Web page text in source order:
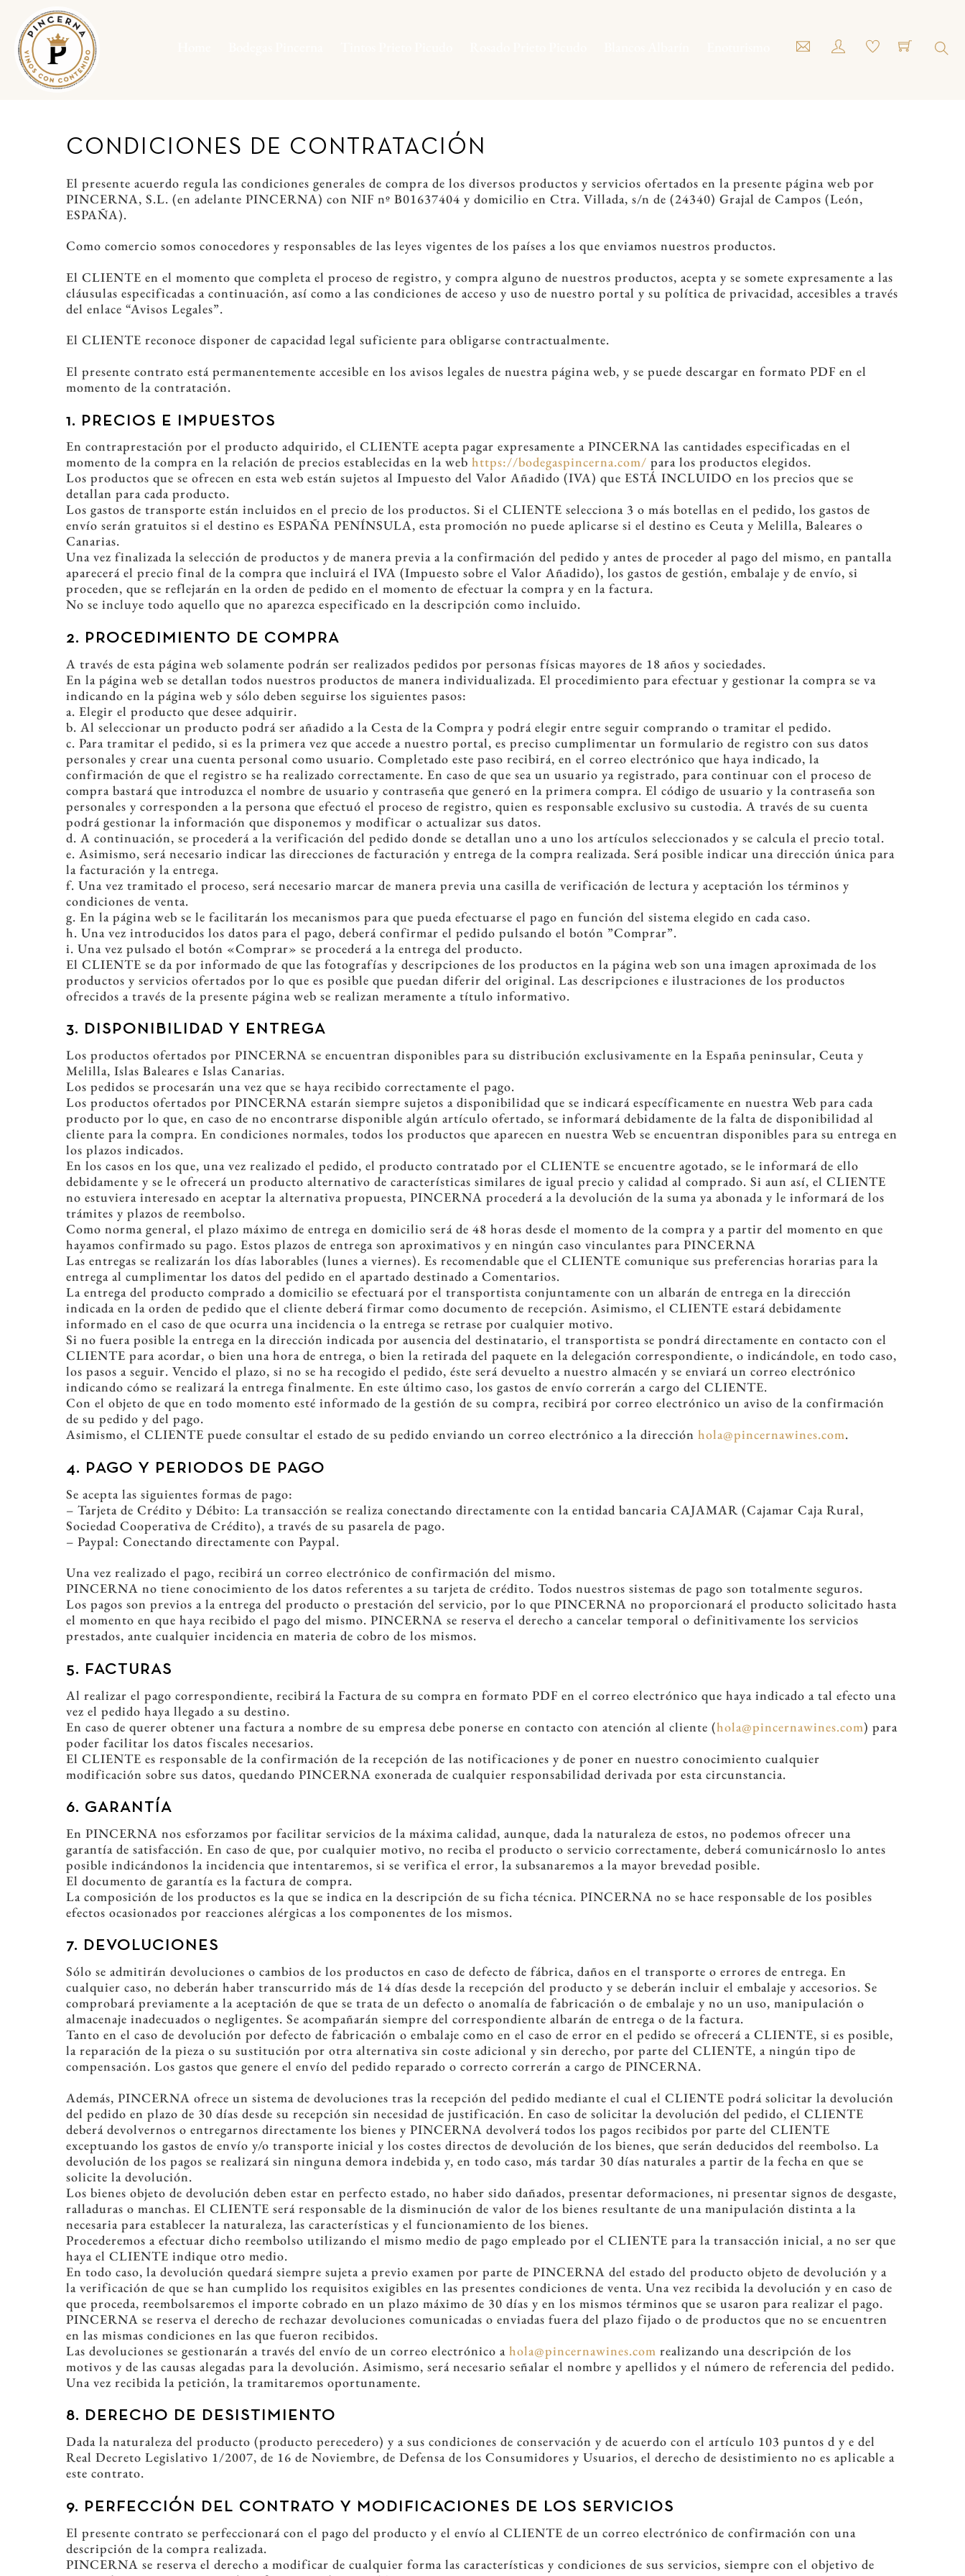
content
CONDICIONES DE CONTRATACIÓN
El presente acuerdo regula las condiciones generales de compra de los diversos productos y servicios ofertados en la presente página web por
PINCERNA, S.L. (en adelante PINCERNA) con NIF nº B01637404 y domicilio en Ctra. Villada, s/n de (24340) Grajal de Campos (León,
ESPAÑA).
Como comercio somos conocedores y responsables de las leyes vigentes de los países a los que enviamos nuestros productos.
El CLIENTE en el momento que completa el proceso de registro, y compra alguno de nuestros productos, acepta y se somete expresamente a las
cláusulas especificadas a continuación, así como a las condiciones de acceso y uso de nuestro portal y su política de privacidad, accesibles a través
del enlace “Avisos Legales”.
El CLIENTE reconoce disponer de capacidad legal suficiente para obligarse contractualmente.
El presente contrato está permanentemente accesible en los avisos legales de nuestra página web, y se puede descargar en formato PDF en el
momento de la contratación.
1. PRECIOS E IMPUESTOS
En contraprestación por el producto adquirido, el CLIENTE acepta pagar expresamente a PINCERNA las cantidades especificadas en el
momento de la compra en la relación de precios establecidas en la web https://bodegaspincerna.com/ para los productos elegidos.
Los productos que se ofrecen en esta web están sujetos al Impuesto del Valor Añadido (IVA) que ESTÁ INCLUIDO en los precios que se
detallan para cada producto.
Los gastos de transporte están incluidos en el precio de los productos. Si el CLIENTE selecciona 3 o más botellas en el pedido, los gastos de
envío serán gratuitos si el destino es ESPAÑA PENÍNSULA, esta promoción no puede aplicarse si el destino es Ceuta y Melilla, Baleares o
Canarias.
Una vez finalizada la selección de productos y de manera previa a la confirmación del pedido y antes de proceder al pago del mismo, en pantalla
aparecerá el precio final de la compra que incluirá el IVA (Impuesto sobre el Valor Añadido), los gastos de gestión, embalaje y de envío, si
proceden, que se reflejarán en la orden de pedido en el momento de efectuar la compra y en la factura.
No se incluye todo aquello que no aparezca especificado en la descripción como incluido.
2. PROCEDIMIENTO DE COMPRA
A través de esta página web solamente podrán ser realizados pedidos por personas físicas mayores de 18 años y sociedades.
En la página web se detallan todos nuestros productos de manera individualizada. El procedimiento para efectuar y gestionar la compra se va
indicando en la página web y sólo deben seguirse los siguientes pasos:
a. Elegir el producto que desee adquirir.
b. Al seleccionar un producto podrá ser añadido a la Cesta de la Compra y podrá elegir entre seguir comprando o tramitar el pedido.
c. Para tramitar el pedido, si es la primera vez que accede a nuestro portal, es preciso cumplimentar un formulario de registro con sus datos
personales y crear una cuenta personal como usuario. Completado este paso recibirá, en el correo electrónico que haya indicado, la
confirmación de que el registro se ha realizado correctamente. En caso de que sea un usuario ya registrado, para continuar con el proceso de
compra bastará que introduzca el nombre de usuario y contraseña que generó en la primera compra. El código de usuario y la contraseña son
personales y corresponden a la persona que efectuó el proceso de registro, quien es responsable exclusivo su custodia. A través de su cuenta
podrá gestionar la información que disponemos y modificar o actualizar sus datos.
d. A continuación, se procederá a la verificación del pedido donde se detallan uno a uno los artículos seleccionados y se calcula el precio total.
e. Asimismo, será necesario indicar las direcciones de facturación y entrega de la compra realizada. Será posible indicar una dirección única para
la facturación y la entrega.
f. Una vez tramitado el proceso, será necesario marcar de manera previa una casilla de verificación de lectura y aceptación los términos y
condiciones de venta.
g. En la página web se le facilitarán los mecanismos para que pueda efectuarse el pago en función del sistema elegido en cada caso.
h. Una vez introducidos los datos para el pago, deberá confirmar el pedido pulsando el botón ”Comprar”.
i. Una vez pulsado el botón «Comprar» se procederá a la entrega del producto.
El CLIENTE se da por informado de que las fotografías y descripciones de los productos en la página web son una imagen aproximada de los
productos y servicios ofertados por lo que es posible que puedan diferir del original. Las descripciones e ilustraciones de los productos
ofrecidos a través de la presente página web se realizan meramente a título informativo.
3. DISPONIBILIDAD Y ENTREGA
Los productos ofertados por PINCERNA se encuentran disponibles para su distribución exclusivamente en la España peninsular, Ceuta y
Melilla, Islas Baleares e Islas Canarias.
Los pedidos se procesarán una vez que se haya recibido correctamente el pago.
Los productos ofertados por PINCERNA estarán siempre sujetos a disponibilidad que se indicará específicamente en nuestra Web para cada
producto por lo que, en caso de no encontrarse disponible algún artículo ofertado, se informará debidamente de la falta de disponibilidad al
cliente para la compra. En condiciones normales, todos los productos que aparecen en nuestra Web se encuentran disponibles para su entrega en
los plazos indicados.
En los casos en los que, una vez realizado el pedido, el producto contratado por el CLIENTE se encuentre agotado, se le informará de ello
debidamente y se le ofrecerá un producto alternativo de características similares de igual precio y calidad al comprado. Si aun así, el CLIENTE
no estuviera interesado en aceptar la alternativa propuesta, PINCERNA procederá a la devolución de la suma ya abonada y le informará de los
trámites y plazos de reembolso.
Como norma general, el plazo máximo de entrega en domicilio será de 48 horas desde el momento de la compra y a partir del momento en que
hayamos confirmado su pago. Estos plazos de entrega son aproximativos y en ningún caso vinculantes para PINCERNA
Las entregas se realizarán los días laborables (lunes a viernes). Es recomendable que el CLIENTE comunique sus preferencias horarias para la
entrega al cumplimentar los datos del pedido en el apartado destinado a Comentarios.
La entrega del producto comprado a domicilio se efectuará por el transportista conjuntamente con un albarán de entrega en la dirección
indicada en la orden de pedido que el cliente deberá firmar como documento de recepción. Asimismo, el CLIENTE estará debidamente
informado en el caso de que ocurra una incidencia o la entrega se retrase por cualquier motivo.
Si no fuera posible la entrega en la dirección indicada por ausencia del destinatario, el transportista se pondrá directamente en contacto con el
CLIENTE para acordar, o bien una hora de entrega, o bien la retirada del paquete en la delegación correspondiente, o indicándole, en todo caso,
los pasos a seguir. Vencido el plazo, si no se ha recogido el pedido, éste será devuelto a nuestro almacén y se enviará un correo electrónico
indicando cómo se realizará la entrega finalmente. En este último caso, los gastos de envío correrán a cargo del CLIENTE.
Con el objeto de que en todo momento esté informado de la gestión de su compra, recibirá por correo electrónico un aviso de la confirmación
de su pedido y del pago.
Asimismo, el CLIENTE puede consultar el estado de su pedido enviando un correo electrónico a la dirección hola@pincernawines.com.
4. PAGO Y PERIODOS DE PAGO
Se acepta las siguientes formas de pago:
– Tarjeta de Crédito y Débito: La transacción se realiza conectando directamente con la entidad bancaria CAJAMAR (Cajamar Caja Rural,
Sociedad Cooperativa de Crédito), a través de su pasarela de pago.
– Paypal: Conectando directamente con Paypal.
Una vez realizado el pago, recibirá un correo electrónico de confirmación del mismo.
PINCERNA no tiene conocimiento de los datos referentes a su tarjeta de crédito. Todos nuestros sistemas de pago son totalmente seguros.
Los pagos son previos a la entrega del producto o prestación del servicio, por lo que PINCERNA no proporcionará el producto solicitado hasta
el momento en que haya recibido el pago del mismo. PINCERNA se reserva el derecho a cancelar temporal o definitivamente los servicios
prestados, ante cualquier incidencia en materia de cobro de los mismos.
5. FACTURAS
Al realizar el pago correspondiente, recibirá la Factura de su compra en formato PDF en el correo electrónico que haya indicado a tal efecto una
vez el pedido haya llegado a su destino.
En caso de querer obtener una factura a nombre de su empresa debe ponerse en contacto con atención al cliente (hola@pincernawines.com) para
poder facilitar los datos fiscales necesarios.
El CLIENTE es responsable de la confirmación de la recepción de las notificaciones y de poner en nuestro conocimiento cualquier
modificación sobre sus datos, quedando PINCERNA exonerada de cualquier responsabilidad derivada por esta circunstancia.
6. GARANTÍA
En PINCERNA nos esforzamos por facilitar servicios de la máxima calidad, aunque, dada la naturaleza de estos, no podemos ofrecer una
garantía de satisfacción. En caso de que, por cualquier motivo, no reciba el producto o servicio correctamente, deberá comunicárnoslo lo antes
posible indicándonos la incidencia que intentaremos, si se verifica el error, la subsanaremos a la mayor brevedad posible.
El documento de garantía es la factura de compra.
La composición de los productos es la que se indica en la descripción de su ficha técnica. PINCERNA no se hace responsable de los posibles
efectos ocasionados por reacciones alérgicas a los componentes de los mismos.
7. DEVOLUCIONES
Sólo se admitirán devoluciones o cambios de los productos en caso de defecto de fábrica, daños en el transporte o errores de entrega. En
cualquier caso, no deberán haber transcurrido más de 14 días desde la recepción del producto y se deberán incluir el embalaje y accesorios. Se
comprobará previamente a la aceptación de que se trata de un defecto o anomalía de fabricación o de embalaje y no un uso, manipulación o
almacenaje inadecuados o negligentes. Se acompañarán siempre del correspondiente albarán de entrega o de la factura.
Tanto en el caso de devolución por defecto de fabricación o embalaje como en el caso de error en el pedido se ofrecerá a CLIENTE, si es posible,
la reparación de la pieza o su sustitución por otra alternativa sin coste adicional y sin derecho, por parte del CLIENTE, a ningún tipo de
compensación. Los gastos que genere el envío del pedido reparado o correcto correrán a cargo de PINCERNA.
Además, PINCERNA ofrece un sistema de devoluciones tras la recepción del pedido mediante el cual el CLIENTE podrá solicitar la devolución
del pedido en plazo de 30 días desde su recepción sin necesidad de justificación. En caso de solicitar la devolución del pedido, el CLIENTE
deberá devolvernos o entregarnos directamente los bienes y PINCERNA devolverá todos los pagos recibidos por parte del CLIENTE
exceptuando los gastos de envío y/o transporte inicial y los costes directos de devolución de los bienes, que serán deducidos del reembolso. La
devolución de los pagos se realizará sin ninguna demora indebida y, en todo caso, más tardar 30 días naturales a partir de la fecha en que se
solicite la devolución.
Los bienes objeto de devolución deben estar en perfecto estado, no haber sido dañados, presentar deformaciones, ni presentar signos de desgaste,
ralladuras o manchas. El CLIENTE será responsable de la disminución de valor de los bienes resultante de una manipulación distinta a la
necesaria para establecer la naturaleza, las características y el funcionamiento de los bienes.
Procederemos a efectuar dicho reembolso utilizando el mismo medio de pago empleado por el CLIENTE para la transacción inicial, a no ser que
haya el CLIENTE indique otro medio.
En todo caso, la devolución quedará siempre sujeta a previo examen por parte de PINCERNA del estado del producto objeto de devolución y a
la verificación de que se han cumplido los requisitos exigibles en las presentes condiciones de venta. Una vez recibida la devolución y en caso de
que proceda, reembolsaremos el importe cobrado en un plazo máximo de 30 días y en los mismos términos que se usaron para realizar el pago.
PINCERNA se reserva el derecho de rechazar devoluciones comunicadas o enviadas fuera del plazo fijado o de productos que no se encuentren
en las mismas condiciones en las que fueron recibidos.
Las devoluciones se gestionarán a través del envío de un correo electrónico a hola@pincernawines.com realizando una descripción de los
motivos y de las causas alegadas para la devolución. Asimismo, será necesario señalar el nombre y apellidos y el número de referencia del pedido.
Una vez recibida la petición, la tramitaremos oportunamente.
8. DERECHO DE DESISTIMIENTO
Dada la naturaleza del producto (producto perecedero) y a sus condiciones de conservación y de acuerdo con el artículo 103 puntos d y e del
Real Decreto Legislativo 1/2007, de 16 de Noviembre, de Defensa de los Consumidores y Usuarios, el derecho de desistimiento no es aplicable a
este contrato.
9. PERFECCIÓN DEL CONTRATO Y MODIFICACIONES DE LOS SERVICIOS
El presente contrato se perfeccionará con el pago del producto y el envío al CLIENTE de un correo electrónico de confirmación con una
descripción de la compra realizada.
PINCERNA se reserva el derecho a modificar de cualquier forma las características y condiciones de sus servicios, siempre con el objetivo de